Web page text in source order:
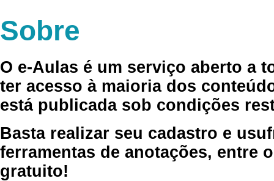
Sobre
O e-Aulas é um serviço aberto a
ter acesso à maioria dos
está publicada sob condições
Basta realizar seu cadastro e
ferramentas de anotações, entre
gratuito!